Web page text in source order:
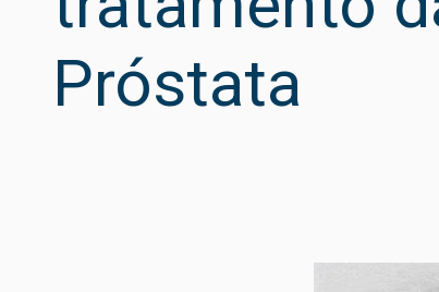
Próstata